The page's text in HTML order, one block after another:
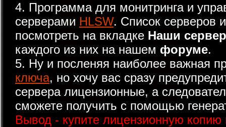
4. Программа для монитринга и
серверами HLSW. Список серверов
посмотреть на вкладке Наши
каждого из них на нашем форуме.
5. Ну и посленяя наиболее важная
ключа, но хочу вас сразу
сервера лицензионные, а
сможете получить с помощью
Вывод - купите лицензионную